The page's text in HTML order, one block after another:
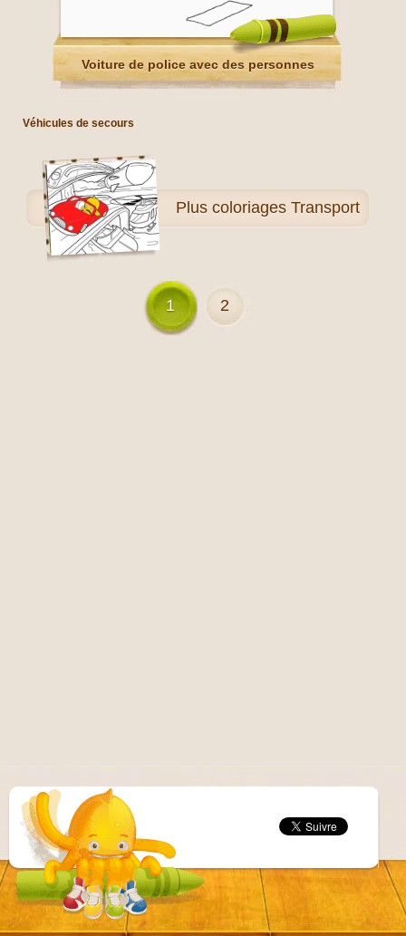
Voiture de police avec des personnes
Véhicules de secours
Pluscoloriages Transport
1 2